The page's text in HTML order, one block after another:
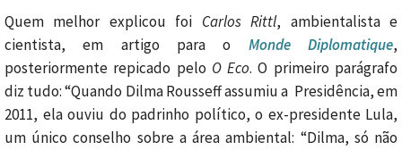
Quem melhor explicou foi Carlos Rittl, ambientalista e
cientista, em artigo para o Monde Diplomatique,
posteriormente repicado pelo O Eco. O primeiro parágrafo
diz tudo: “Quando Dilma Rousseff assumiu a Presidência, em
2011, ela ouviu do padrinho político, o ex-presidente Lula,
um único conselho sobre a área ambiental: “Dilma, só não